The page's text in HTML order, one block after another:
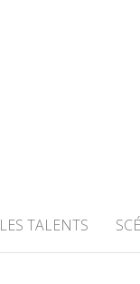
LES TALENTS